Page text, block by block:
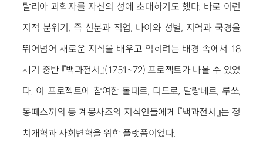
탈리아 과학자를 자신의 성에 초대하기도 했다. 바로 이런
지적 분위기, 즉 신분과 직업, 나이와 성별, 지역과 국경을
뛰어넘어 새로운 지식을 배우고 익히려는 배경 속에서 18
세기 중반 『백과전서』(1751~72) 프로젝트가 나올 수 있었
다. 이 프로젝트에 참여한 볼떼르, 디드로, 달랑베르, 루쏘,
몽떼스끼외 등 계몽사조의 지식인들에게 『백과전서』는 정
치개혁과 사회변혁을 위한 플랫폼이었다.